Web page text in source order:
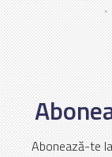
Abonează-te